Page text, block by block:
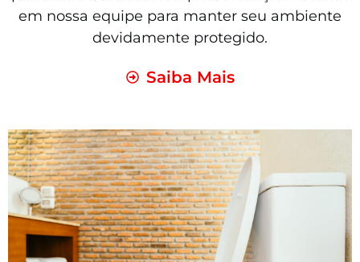
em nossa equipe para manter seu ambiente
devidamente protegido.
Saiba Mais